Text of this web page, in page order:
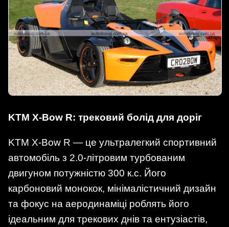
KTM X-Bow R: трековий болід для доріг
KTM X-Bow R — це ультралегкий спортивний
автомобіль з 2.0-літровим турбованим
двигуном потужністю 300 к.с. Його
карбоновий монокок, мінімалістичний дизайн
та фокус на аеродинаміці роблять його
ідеальним для трекових днів та ентузіастів,